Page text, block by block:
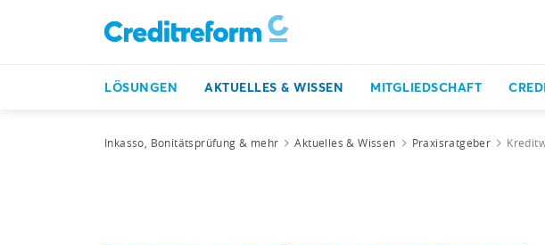
LÖSUNGEN AKTUELLES & WISSEN MITGLIEDSCHAFT
Inkasso, Bonitätsprüfung & mehr Aktuelles & Wissen Praxisratgeber